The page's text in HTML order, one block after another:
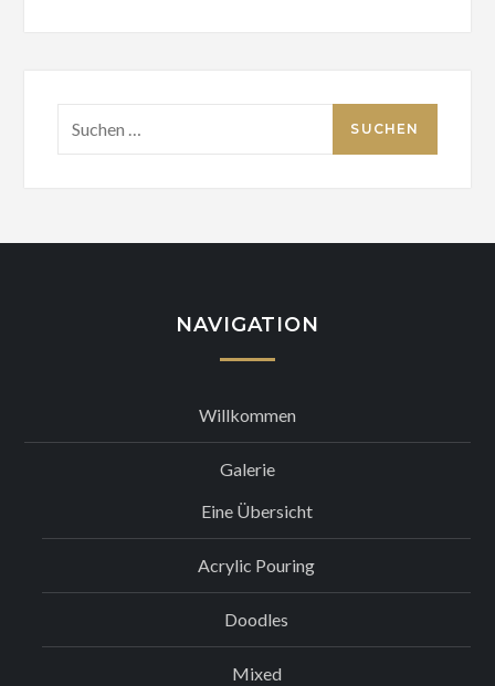
nach:
NAVIGATION
Willkommen
Galerie
Eine Übersicht
Acrylic Pouring
Doodles
Mixed